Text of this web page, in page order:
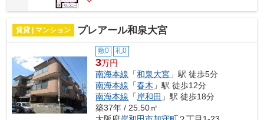
賃貸 | マンション プレアール和泉大宮
敷0 礼0
3万円
南海本線 「和泉大宮 」駅 徒歩5分
南海本線 「春木 」駅 徒歩12分
南海本線 「岸和田 」駅 徒歩18分
築37年 / 25.50㎡